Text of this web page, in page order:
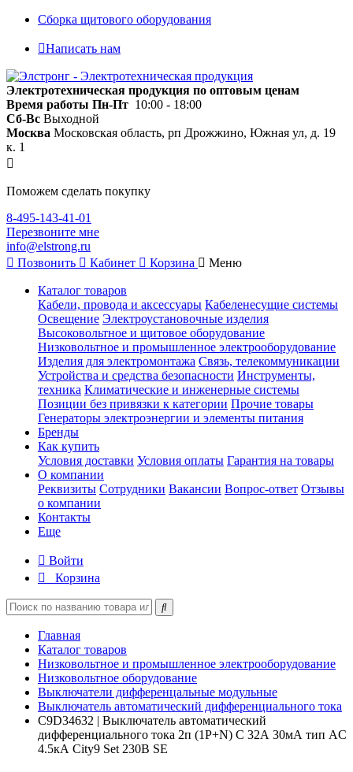
Сборка щитового оборудования
Написать нам
Электротехническая продукция по оптовым ценам
Время работы Пн-Пт 10:00 - 18:00
Сб-Вс Выходной
Москва Московская область, рп Дрожжино, Южная ул, д. 19
к. 1
Поможем сделать покупку
8-495-143-41-01
Перезвоните мне
info@elstrong.ru
Позвонить
Кабинет Корзина Меню
Каталог товаров
Кабели, провода и аксессуары Кабеленесущие системы
Освещение Электроустановочные изделия
Высоковольтное и щитовое оборудование
Низковольтное и промышленное электрооборудование
Изделия для электромонтажа Связь, телекоммуникации
Устройства и средства безопасности Инструменты,
техника Климатические и инженерные системы
Позиции без привязки к категории Прочие товары
Генераторы электроэнергии и элементы питания
Бренды
Как купить
Условия доставки Условия оплаты Гарантия на товары
О компании
Реквизиты Сотрудники Вакансии Вопрос-ответ Отзывы
о компании
Контакты
Еще
Войти
Корзина
Главная
Каталог товаров
Низковольтное и промышленное электрооборудование
Низковольтное оборудование
Выключатели дифференцальные модульные
Выключатель автоматический дифференциального тока
C9D34632 | Выключатель автоматический
дифференциального тока 2п (1P+N) C 32А 30мА тип AC
4.5кА City9 Set 230В SE